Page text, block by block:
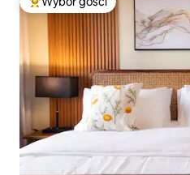
Najpopularniejsze z kategorii